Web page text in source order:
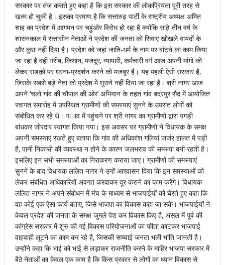
सरकार पर तंज कसते हुए कहा है कि इस सरकार की लोकप्रियता पूरी तरह से
खत्म हो चुकी है। इसका प्रमाण है कि सत्तारुढ़ पार्टी के राष्ट्रीय अध्यक्ष अमित
शाह का प्रदेश में आगमन पर चहुुंओर विरोध हो रहा है क्योंकि साढ़े तीन वर्ष के
शासनकाल में सत्तासीन नेताओं ने प्रदेश की जनता को सिवाए खोखले वायदों के
और कुछ नहीं दिया है। प्रदेश को जहां जाति-धर्म के नाम पर बांटने का काम किया
जा रहा है वहीं गरीब, किसान, मजदूर, व्यापारी, कर्मचारी वर्ग आज अपनी मांगों को
लेकर सडक़ों पर धरना-प्रदर्शन करने को मजबूर है। यह पहली ऐसी सरकार है,
जिसके सबसे बड़े नेता को प्रदेश में घुसने नहीं दिया जा रहा है। श्री नागर आज
अपने ‘चलो गांव की चौपाल की ओर’ अभियान के तहत गांव बदरपुर सैद में आयोजित
स्वागत समारोह में उपस्थित ग्रामीणों की समस्याएं सुनने के उपरांत लोगों को
संबोधित कर रहे थे। गंाव में पहुंचने पर श्री नागर का ग्रामीणों द्वारा पगड़ी
बांधकर जोरदार स्वागत किया गया। इस अवसर पर ग्रामीणों ने विधायक के समक्ष
अपनी समस्याएं रखते हुए बताया कि गांव की अधिकांश गलियां जर्जर हालत में पड़ी
है, पानी निकासी की व्यवस्था न होने के कारण जलभराव की समस्या बनी रहती है।
इसलिए इन सभी समस्याओं का निराकरण कराया जाए। ग्रामीणों की समस्याएं
सुनने के बाद विधायक ललित नागर ने उन्हें आश्वासन दिया कि इन समस्याओं को
लेकर संबंधित अधिकारियों अवगत करवाकर दूर कराने का काम करेंगे। विधायक
ललित नागर ने अपने संबोधन में मंच के माध्यम से भाजपाईयों को घेरते हुए कहा कि
वह कोई एक ऐसा कार्य बताए, जिसे भाजपा का विकास कहा जा सके। भाजपाईयों ने
केवल प्रदेश की जनता के समक्ष जुमले पेश कर विकास किए है, असल में पूर्व की
कांग्रेस सरकार में शुरु की गई विकास परियोजनाओं का फीता काटकर भाजपाई
वाहवाही लूटने का काम कर रहे है, जिसकी सच्चाई जनता भली भांति जानती है।
उन्होंने कहा कि भाई को भाई से लड़ाकर राजनीति करने के माहिर भाजपा सरकार में
बैठे नेताओं का केवल एक काम है कि किस प्रकार से लोगों का ध्यान विकास से